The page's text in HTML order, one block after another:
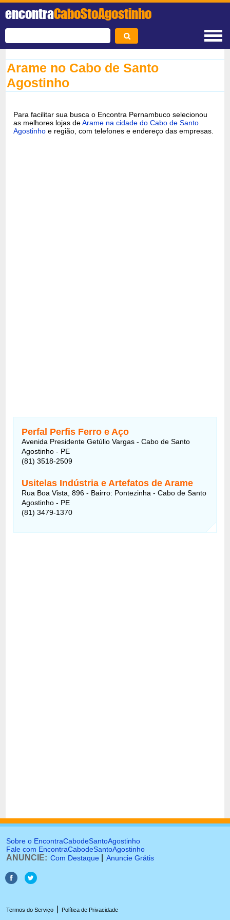
encontraCaboStoAgostinho
Arame no Cabo de Santo
Agostinho
Para facilitar sua busca o Encontra Pernambuco selecionou
as melhores lojas deArame na cidade do Cabo de Santo
Agostinho e região, com telefones e endereço das empresas.
Perfal Perfis Ferro e Aço
Avenida Presidente Getúlio Vargas - Cabo de Santo
Agostinho - PE
(81) 3518-2509
Usitelas Indústria e Artefatos de Arame
Rua Boa Vista, 896 - Bairro: Pontezinha - Cabo de Santo
Agostinho - PE
(81) 3479-1370
Sobre o EncontraCabodeSantoAgostinho
Fale com EncontraCabodeSantoAgostinho
ANUNCIE: Com Destaque Anuncie Grátis
Termos do Serviço Política de Privacidade